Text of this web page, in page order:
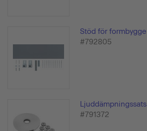
Stöd för formbygge
#792805
Ljuddämpningssats
#791372